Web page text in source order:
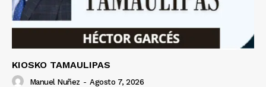
KIOSKO TAMAULIPAS
Manuel Nuñez - Agosto 7, 2026